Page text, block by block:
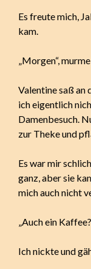
Es freute mich,
kam.
„Morgen“,
Valentine saß an
ich eigentlich
Damenbesuch.
zur Theke und
Es war mir
ganz, aber sie
mich auch nicht
„Auch ein
Ich nickte und